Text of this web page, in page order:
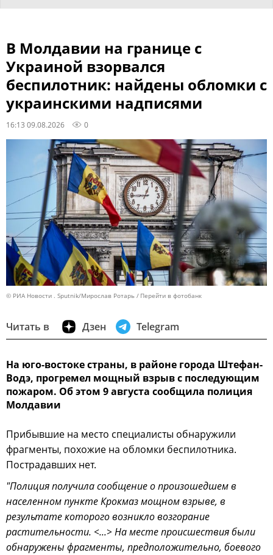
В Молдавии на границе с
Украиной взорвался
беспилотник: найдены обломки с
украинскими надписями
16:13 09.08.2026 0
© РИА Новости . Sputnik/Мирослав Ротарь Перейти в фотобанк
Читать в Дзен Telegram
На юго-востоке страны, в районе города Штефан-
Водэ, прогремел мощный взрыв с последующим
пожаром. Об этом 9 августа сообщила полиция
Молдавии
Прибывшие на место специалисты обнаружили
фрагменты, похожие на обломки беспилотника.
Пострадавших нет.
"Полиция получила сообщение о произошедшем в
населенном пункте Крокмаз мощном взрыве, в
результате которого возникло возгорание
растительности. <...> На месте происшествия были
обнаружены фрагменты, предположительно, боевого